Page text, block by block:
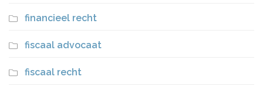
financieel recht
fiscaal advocaat
fiscaal recht